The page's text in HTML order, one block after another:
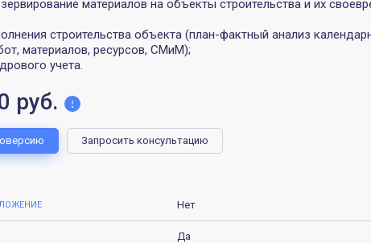
материалов на объекты строительства и их
строительства объекта (план-фактный анализ
материалов, ресурсов, СМиМ);
учета.
руб.
Запросить консультацию
Нет
Да